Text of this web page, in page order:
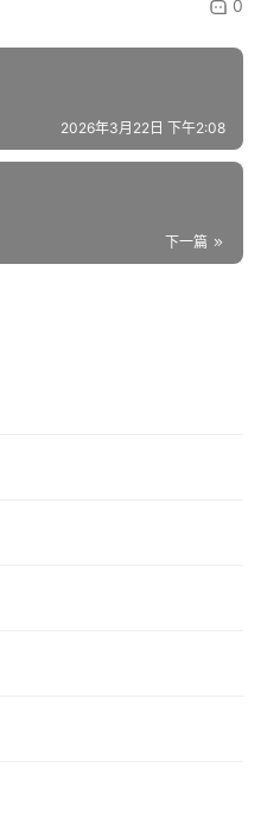
0
2026年3月22日 下午2:08
下一篇